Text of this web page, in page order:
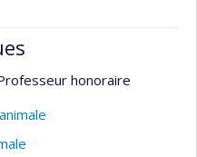
honoraire